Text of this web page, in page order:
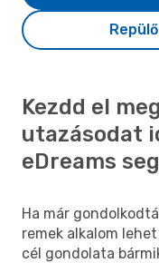
Kezdd el
utazásodat
eDreams
Ha már
remek alkalom
cél gondolata